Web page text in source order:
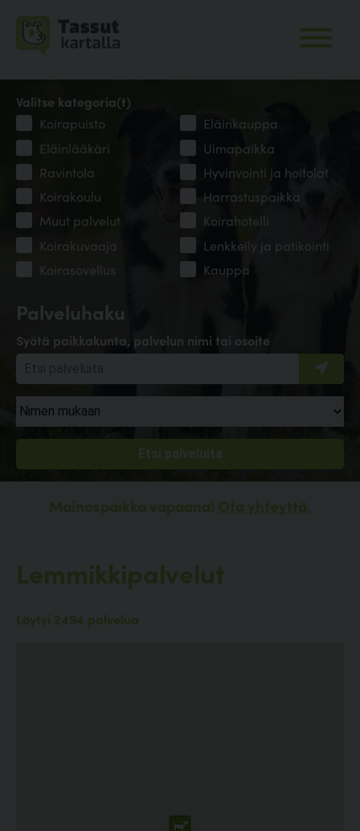
Palveluhaku
Syötä paikkakunta, palvelun nimi tai osoite
Valitse kategoria(t)
Koirapuisto
Eläinkauppa
Eläinlääkäri
Uimapaikka
Ravintola
Hyvinvointi ja hoitolat
Koirakoulu
Harrastuspaikka
Muut palvelut
Koirahotelli
Koirakuvaaja
Lenkkeily ja patikointi
Koirasovellus
Kauppa
Mainospaikka vapaana! Ota yhteyttä.
Lemmikkipalvelut
Löytyi 2494 palvelua